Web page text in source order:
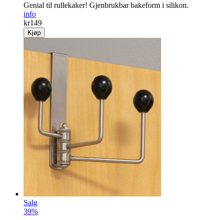
Genial til rullekaker! Gjenbrukbar bakeform i silikon.
info
kr149
Kjøp
Salg
39%